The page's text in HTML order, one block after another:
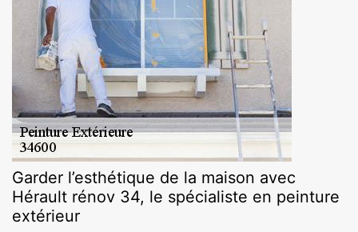
Garder l’esthétique de la maison avec
Hérault rénov 34, le spécialiste en peinture
extérieur